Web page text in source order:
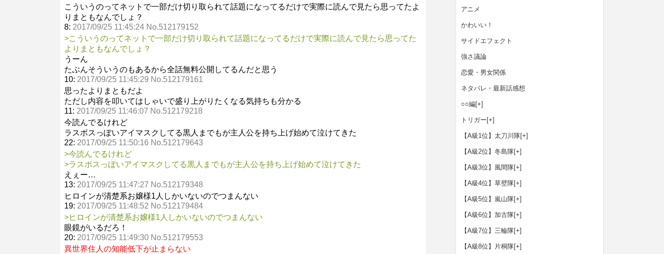
こういうのってネットで一部だけ切り取られて話題になってるだけで実際に読んで見たら思ってたよ
りまともなんでしょ？
8: 2017/09/25 11:45:24 No.512179152
>こういうのってネットで一部だけ切り取られて話題になってるだけで実際に読んで見たら思ってた
よりまともなんでしょ？
うーん
たぶんそういうのもあるから全話無料公開してるんだと思う
10: 2017/09/25 11:45:29 No.512179161
思ったよりまともだよ
ただし内容を叩いてはしゃいで盛り上がりたくなる気持ちも分かる
11: 2017/09/25 11:46:07 No.512179218
今読んでるけれど
ラスボスっぽいアイマスクしてる黒人までもが主人公を持ち上げ始めて泣けてきた
22: 2017/09/25 11:50:16 No.512179643
>今読んでるけれど
>ラスボスっぽいアイマスクしてる黒人までもが主人公を持ち上げ始めて泣けてきた
えぇー…
13: 2017/09/25 11:47:27 No.512179348
ヒロインが清楚系お嬢様1人しかいないのでつまんない
19: 2017/09/25 11:48:52 No.512179484
>ヒロインが清楚系お嬢様1人しかいないのでつまんない
眼鏡がいるだろ！
20: 2017/09/25 11:49:30 No.512179553
異世界住人の知能低下が止まらない
アニメ
かわいい！
サイドエフェクト
強さ議論
恋愛・男女関係
ネタバレ・最新話感想
○○編[+]
トリガー [+]
【A級1位】太刀川隊[+]
【A級2位】冬島隊[+]
【A級3位】風間隊[+]
【A級4位】草壁隊[+]
【A級5位】嵐山隊[+]
【A級6位】加古隊[+]
【A級7位】三輪隊[+]
【A級8位】片桐隊[+]